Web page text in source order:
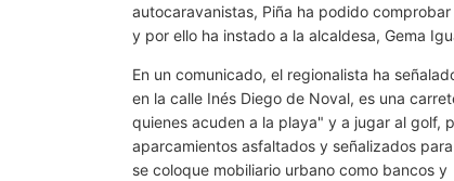
autocaravanistas, Piña ha podido
y por ello ha instado a la alcaldesa, Gema
En un comunicado, el regionalista ha
en la calle Inés Diego de Noval, es una
quienes acuden a la playa" y a jugar al golf,
aparcamientos asfaltados y señalizados
se coloque mobiliario urbano como bancos y